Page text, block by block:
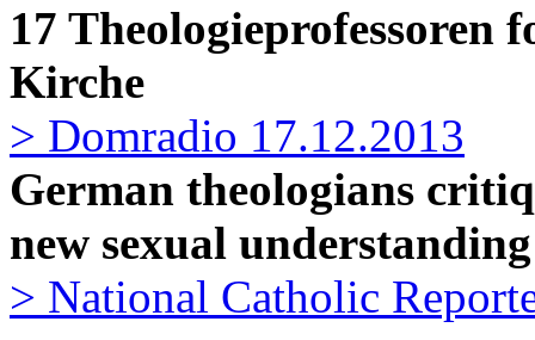
17 Theologieprofessoren
Kirche
> Domradio 17.12.2013
German theologians
new sexual understanding
> National Catholic